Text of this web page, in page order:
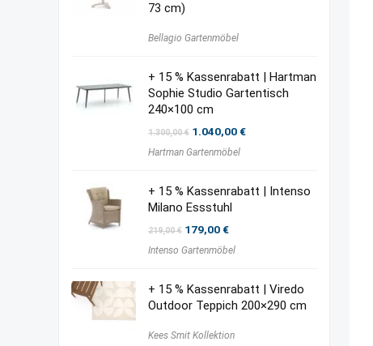
73 cm)
Bellagio Gartenmöbel
+ 15 % Kassenrabatt | Hartman
Sophie Studio Gartentisch
240×100 cm
1.300,00€ Ursprünglicher
war:
1.040,00€Aktueller
Hartman Gartenmöbel
+ 15 % Kassenrabatt | Intenso
Milano Essstuhl
219,00€ Ursprünglicher
war:
179,00€Aktueller
ist:
Intenso Gartenmöbel
+ 15 % Kassenrabatt | Viredo
Outdoor Teppich 200×290 cm
Kees Smit Kollektion